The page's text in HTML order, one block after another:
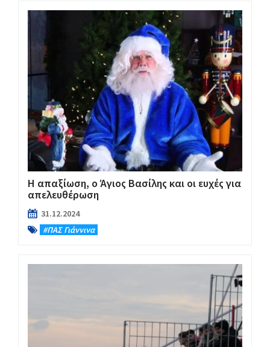
Η απαξίωση, ο Άγιος Βασίλης και οι ευχές για
απελευθέρωση
31.12.2024
#ΠΑΣ Γιάννινα